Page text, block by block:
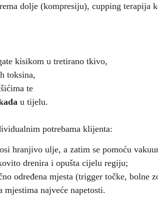
dolje (kompresiju), cupping terapija
kisikom u tretirano tkivo,
toksina,
te
u tijelu.
potrebama klijenta:
hranjivo ulje, a zatim se pomoću
drenira i opušta cijelu regiju;
određena mjesta (trigger točke,
najveće napetosti.